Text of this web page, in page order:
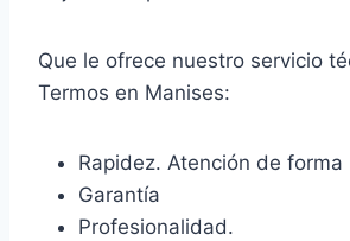
Que le ofrece nuestro servicio
Termos en Manises:
Rapidez. Atención de forma
Garantía
Profesionalidad.